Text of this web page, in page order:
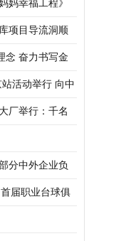
妈幸福工程》
项目导流洞顺
念 奋力书写金
活动举行 向中
”作品
厂举行：千名
分中外企业负
届职业台球俱